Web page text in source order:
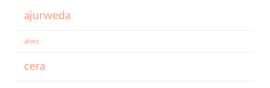
ajurweda
aloes
cera